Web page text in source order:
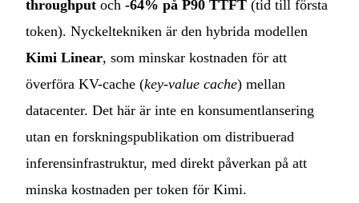
throughput och -64% på P90 TTFT (tid till första
token). Nyckeltekniken är den hybrida modellen
Kimi Linear, som minskar kostnaden för att
överföra KV-cache (key-value cache) mellan
datacenter. Det här är inte en konsumentlansering
utan en forskningspublikation om distribuerad
inferensinfrastruktur, med direkt påverkan på att
minska kostnaden per token för Kimi.